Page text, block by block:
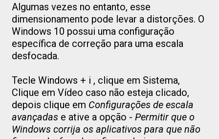
Algumas vezes no entanto, esse
dimensionamento pode levar a distorções. O
Windows 10 possui uma configuração
específica de correção para uma escala
desfocada.
Tecle Windows + i , clique em Sistema,
Clique em Vídeo caso não esteja clicado,
depois clique em Configurações de escala
avançadas e ative a opção - Permitir que o
Windows corrija os aplicativos para que não